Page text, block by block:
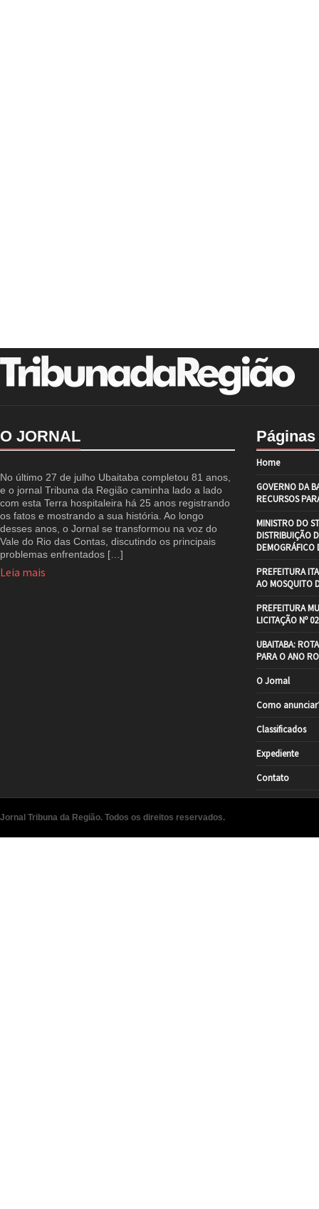
O JORNAL
No último 27 de julho Ubaitaba completou 81 anos,
e o jornal Tribuna da Região caminha lado a lado
com esta Terra hospitaleira há 25 anos registrando
os fatos e mostrando a sua história. Ao longo
desses anos, o Jornal se transformou na voz do
Vale do Rio das Contas, discutindo os principais
problemas enfrentados […]
Leia mais
Páginas
Home
GOVERNO DA
RECURSOS
MINISTRO DO
DISTRIBUIÇÃO
DEMOGRÁFICO
PREFEITURA
AO MOSQUITO
PREFEITURA
LICITAÇÃO Nº
UBAITABA:
PARA O ANO
O Jornal
Como
Classificados
Expediente
Contato
Jornal Tribuna da Região. Todos os direitos reservados.